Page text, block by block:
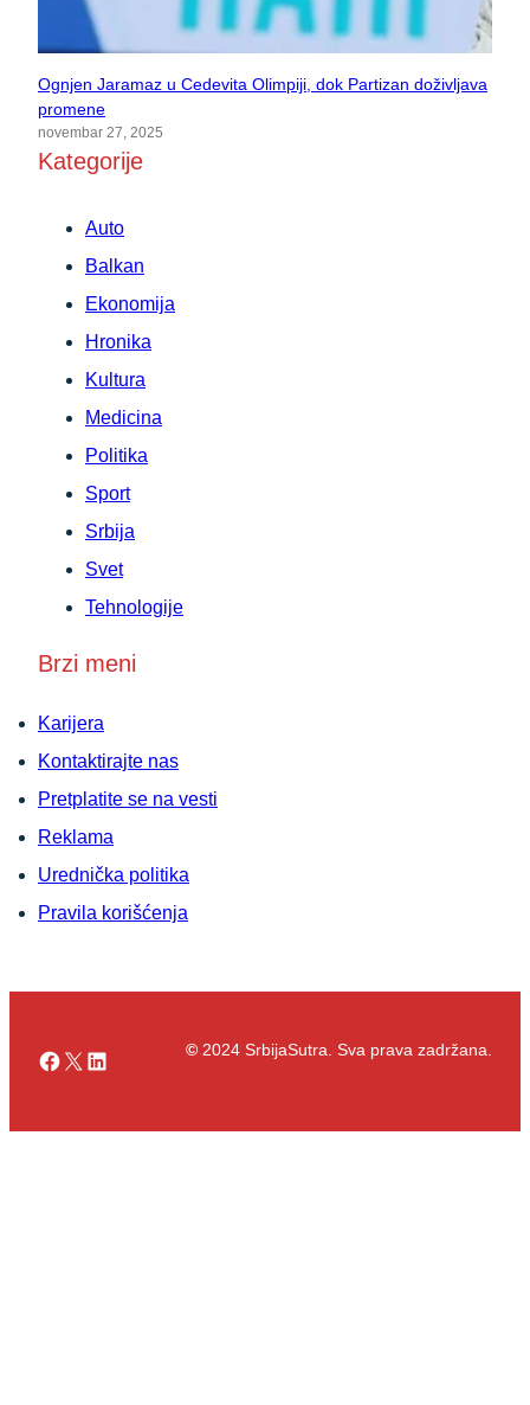
Ognjen Jaramaz u Cedevita Olimpiji, dok Partizan doživljava
promene
novembar 27, 2025
Kategorije
Auto
Balkan
Ekonomija
Hronika
Kultura
Medicina
Politika
Sport
Srbija
Svet
Tehnologije
Brzi meni
Karijera
Kontaktirajte nas
Pretplatite se na vesti
Reklama
Urednička politika
Pravila korišćenja
Facebook
X LinkedIn© 2024 SrbijaSutra. Sva prava zadržana.